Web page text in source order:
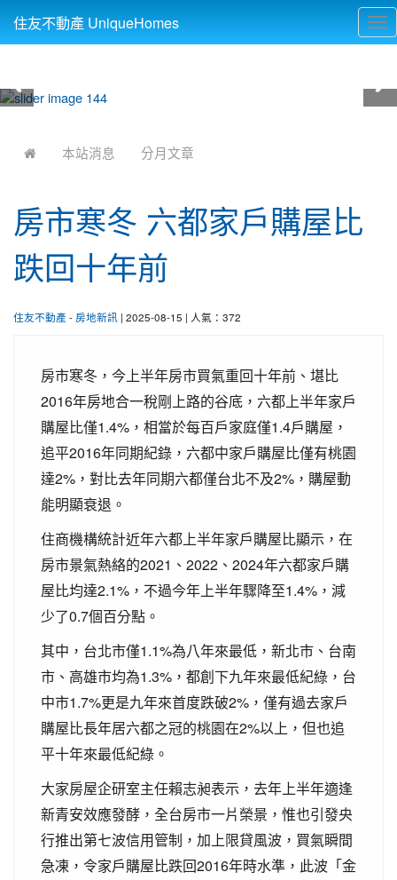
住友不動產 UniqueHomes
本站消息 分月文章
房市寒冬 六都家戶購屋比
跌回十年前
住友不動產 - 房地新訊 | 2025-08-15 | 人氣：372
房市寒冬，今上半年房市買氣重回十年前、堪比
2016年房地合一稅剛上路的谷底，六都上半年家戶
購屋比僅1.4%，相當於每百戶家庭僅1.4戶購屋，
追平2016年同期紀錄，六都中家戶購屋比僅有桃園
達2%，對比去年同期六都僅台北不及2%，購屋動
能明顯衰退。
住商機構統計近年六都上半年家戶購屋比顯示，在
房市景氣熱絡的2021、2022、2024年六都家戶購
屋比均達2.1%，不過今年上半年驟降至1.4%，減
少了0.7個百分點。
其中，台北市僅1.1%為八年來最低，新北市、台南
市、高雄市均為1.3%，都創下九年來最低紀綠，台
中市1.7%更是九年來首度跌破2%，僅有過去家戶
購屋比長年居六都之冠的桃園在2%以上，但也追
平十年來最低紀綠。
大家房屋企研室主任賴志昶表示，去年上半年適逢
新青安效應發酵，全台房市一片榮景，惟也引發央
行推出第七波信用管制，加上限貸風波，買氣瞬間
急凍，令家戶購屋比跌回2016年時水準，此波「金